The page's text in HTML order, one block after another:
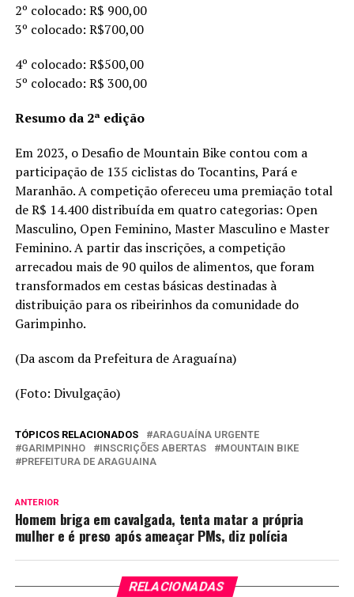
2º colocado: R$ 900,00
3º colocado: R$700,00
4º colocado: R$500,00
5º colocado: R$ 300,00
Resumo da 2ª edição
Em 2023, o Desafio de Mountain Bike contou com a
participação de 135 ciclistas do Tocantins, Pará e
Maranhão. A competição ofereceu uma premiação total
de R$ 14.400 distribuída em quatro categorias: Open
Masculino, Open Feminino, Master Masculino e Master
Feminino. A partir das inscrições, a competição
arrecadou mais de 90 quilos de alimentos, que foram
transformados em cestas básicas destinadas à
distribuição para os ribeirinhos da comunidade do
Garimpinho.
(Da ascom da Prefeitura de Araguaína)
(Foto: Divulgação)
TÓPICOS RELACIONADOS
ARAGUAÍNA URGENTE
GARIMPINHO
INSCRIÇÕES ABERTAS
MOUNTAIN BIKE
PREFEITURA DE ARAGUAINA
ANTERIOR
Homem briga em cavalgada, tenta matar a própria
mulher e é preso após ameaçar PMs, diz polícia
RELACIONADAS